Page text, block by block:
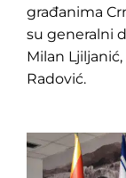
građanima
su generalni
Milan
Radović.